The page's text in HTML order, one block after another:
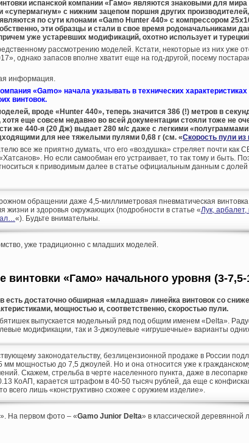
испанской компании «Гамо» являются знаковыми для мира
«супермагнум» с нижним зацепом поршня других
по сути клонами «Gamo Hunter 440» с компрессором
эти образцы и стали в свое время родоначальниками
уже устаревших модификаций, охотно использует и
рассмотрению моделей. Кстати, некоторые из них уже
однако запасов вполне хватит еще на год-другой, посему
информация.
«Gamo» начала указывать в технических
винтовок.
вроде «Hunter 440», теперь значится 386 (!) метров в
хотя еще совсем недавно во всей документации стояли тоже не
же 440-я (20 Дж) выдает 280 м/с даже с легкими
для нее тяжелыми пулями 0,68 г (см. «Скорость пули из
все же приятно думать, что его «воздушка» стреляет почти как
Но если самообман его устраивает, то так тому и быть.
к приводимым далее в статье официальным данным с долей
обращении даже 4,5-миллиметровая пневматическая
жизни и здоровья окружающих (подробности в статье «Лук,
«). Будьте внимательны.
уже традиционно с младших моделей.
винтовки «Гамо» начального уровня (3-
есть достаточно обширная «младшая» линейка винтовок со
мощностью и, соответственно, скоростью пули.
выпускается модельный ряд под общим именем «Delta».
модификации, так и 3-джоулевые «игрушечные» варианты
законодательству, безлицензионной продаже в России
мм мощностью до 7,5 джоулей. Но и она относится уже к
Скажем, стрельба в черте населенного пункта, даже в лесопарке
КоАП, карается штрафом в 40-50 тысяч рублей, да еще с
всего лишь «конструктивно схожее с оружием изделие».
На первом фото – «Gamo Junior Delta» в классической деревянной